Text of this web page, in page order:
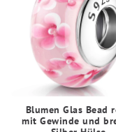
Blumen Glas Bead
mit Gewinde und